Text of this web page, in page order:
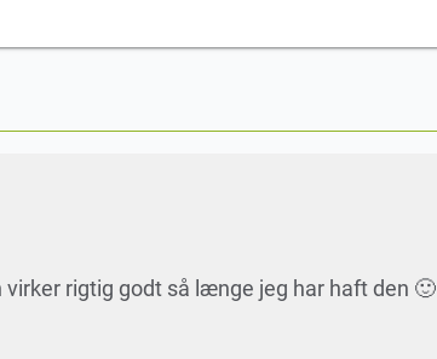
rigtig godt så længe jeg har haft den 🙂